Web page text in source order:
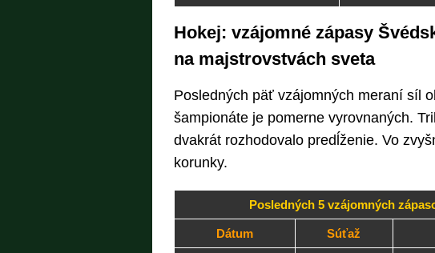
Hokej: vzájomné zápasy
na majstrovstvách sveta
Posledných päť vzájomných meraní síl
šampionáte je pomerne vyrovnaných.
dvakrát rozhodovalo predĺženie. Vo
korunky.
Posledných 5 vzájomných
Dátum Súťaž